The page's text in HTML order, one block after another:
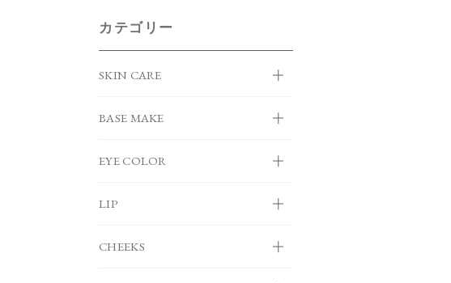
カテゴリー
SKIN CARE
BASE MAKE
EYE COLOR
LIP
CHEEKS